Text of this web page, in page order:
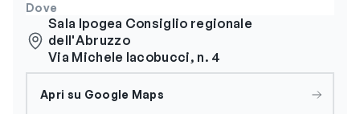
Dove
Sala Ipogea Consiglio regionale
dell'Abruzzo
Via Michele Iacobucci, n. 4
Apri su Google Maps